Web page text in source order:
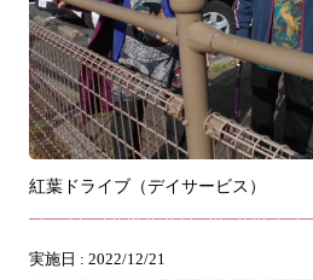
紅葉ドライブ（デイサービス）
実施日 : 2022/12/21